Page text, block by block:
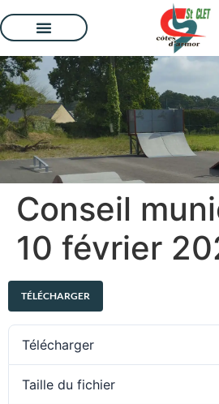
Conseil
10 février
TÉLÉCHARGER
Télécharger
Taille du fichier